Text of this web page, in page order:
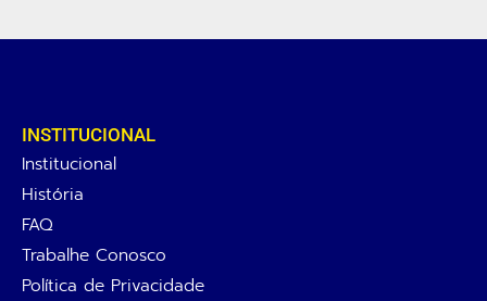
INSTITUCIONAL
Institucional
História
FAQ
Trabalhe Conosco
Política de Privacidade